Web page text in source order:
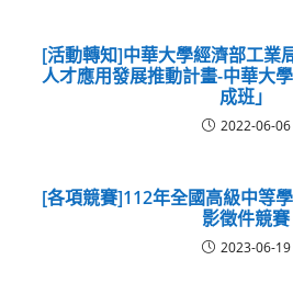
[活動轉知]中華大學經濟部工業
人才應用發展推動計畫-中華大
成班」
2022-06-06
[各項競賽]112年全國高級中等
影徵件競賽
2023-06-19